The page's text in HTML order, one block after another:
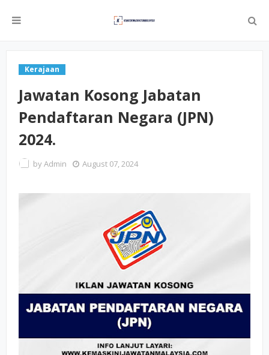
Kerajaan
Jawatan Kosong Jabatan
Pendaftaran Negara (JPN)
2024.
byAdmin August 07, 2024